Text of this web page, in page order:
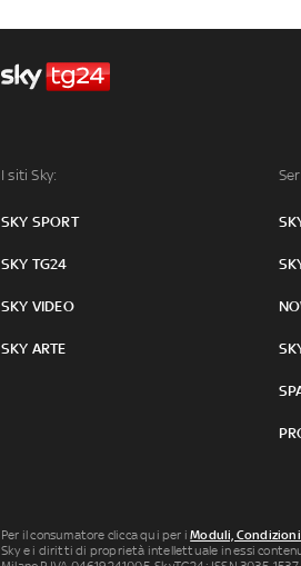
I siti Sky:
SKY SPORT
SKY TG24
SKY VIDEO
SKY ARTE
Per il consumatore clicca qui per iModuli,
Sky e i diritti di proprietà intellettuale in essi